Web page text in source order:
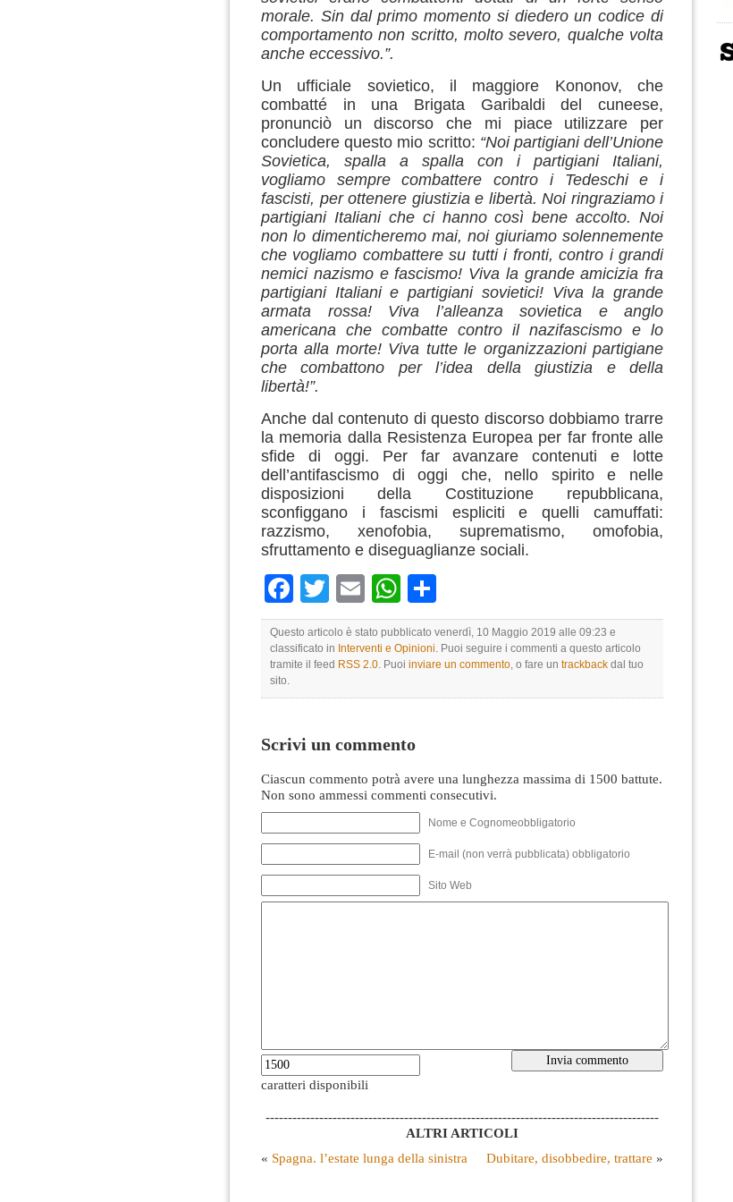
morale. Sin dal primo momento si diedero un codice di
comportamento non scritto, molto severo, qualche volta
anche eccessivo.”.
Un ufficiale sovietico, il maggiore Kononov, che
combatté in una Brigata Garibaldi del cuneese,
pronunciò un discorso che mi piace utilizzare per
concludere questo mio scritto: “Noi partigiani dell’Unione
Sovietica, spalla a spalla con i partigiani Italiani,
vogliamo sempre combattere contro i Tedeschi e i
fascisti, per ottenere giustizia e libertà. Noi ringraziamo i
partigiani Italiani che ci hanno così bene accolto. Noi
non lo dimenticheremo mai, noi giuriamo solennemente
che vogliamo combattere su tutti i fronti, contro i grandi
nemici nazismo e fascismo! Viva la grande amicizia fra
partigiani Italiani e partigiani sovietici! Viva la grande
armata rossa! Viva l’alleanza sovietica e anglo
americana che combatte contro il nazifascismo e lo
porta alla morte! Viva tutte le organizzazioni partigiane
che combattono per l’idea della giustizia e della
libertà!”.
Anche dal contenuto di questo discorso dobbiamo trarre
la memoria dalla Resistenza Europea per far fronte alle
sfide di oggi. Per far avanzare contenuti e lotte
dell’antifascismo di oggi che, nello spirito e nelle
disposizioni della Costituzione repubblicana,
sconfiggano i fascismi espliciti e quelli camuffati:
razzismo, xenofobia, suprematismo, omofobia,
sfruttamento e diseguaglianze sociali.
Facebook
TwitterEmailWhatsApp
Questo articolo è stato pubblicato venerdì, 10 Maggio 2019 alle 09:23 e
classificato in Interventi e Opinioni. Puoi seguire i commenti a questo articolo
tramite il feed RSS 2.0. Puoi inviare un commento, o fare un trackback dal tuo
sito.
Scrivi un commento
Ciascun commento potrà avere una lunghezza massima di 1500 battute.
Non sono ammessi commenti consecutivi.
Nome e Cognomeobbligatorio
E-mail (non verrà pubblicata) obbligatorio
Sito Web
caratteri disponibili
----------------------------------------------------------------------------------------
ALTRI ARTICOLI
« Spagna. l’estate lunga della sinistra Dubitare, disobbedire, trattare »